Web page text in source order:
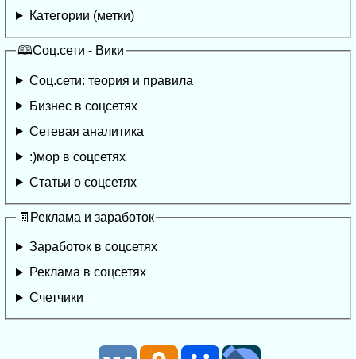
Категории (метки)
🕮Соц.сети - Вики
Соц.сети: теория и правила
Бизнес в соцсетях
Сетевая аналитика
:)мор в соцсетях
Статьи о соцсетях
🧾Реклама и заработок
Заработок в соцсетях
Реклама в соцсетях
Счетчики